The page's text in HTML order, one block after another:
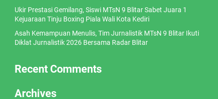
Ukir Prestasi Gemilang, Siswi MTsN 9 Blitar Sabet Juara 1
Kejuaraan Tinju Boxing Piala Wali Kota Kediri
Asah Kemampuan Menulis, Tim Jurnalistik MTsN 9 Blitar Ikuti
Diklat Jurnalistik 2026 Bersama Radar Blitar
Recent Comments
Archives